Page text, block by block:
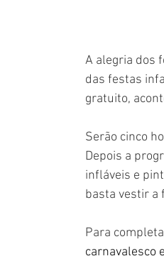
A alegria dos
das festas
gratuito,
Serão cinco
Depois a
infláveis e
basta vestir a
Para
carnavalesco